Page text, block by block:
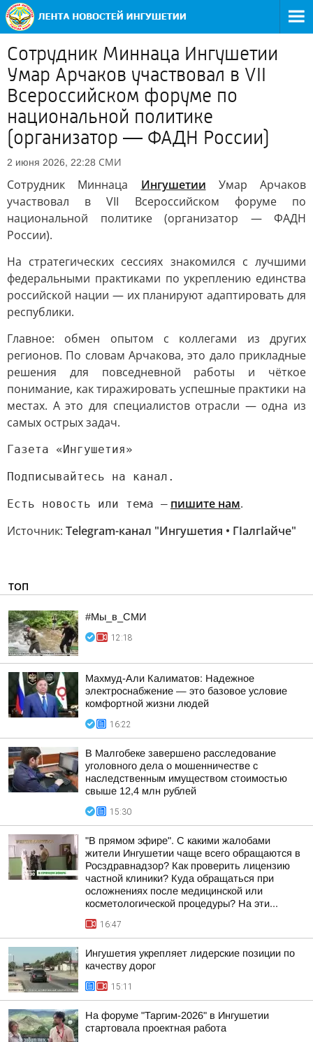
Сотрудник Миннаца Ингушетии
Умар Арчаков участвовал в VII
Всероссийском форуме по
национальной политике
(организатор — ФАДН России)
2 июня 2026, 22:28 СМИ
Сотрудник Миннаца Ингушетии Умар Арчаков
участвовал в VII Всероссийском форуме по
национальной политике (организатор — ФАДН
России).
На стратегических сессиях знакомился с лучшими
федеральными практиками по укреплению единства
российской нации — их планируют адаптировать для
республики.
Главное: обмен опытом с коллегами из других
регионов. По словам Арчакова, это дало прикладные
решения для повседневной работы и чёткое
понимание, как тиражировать успешные практики на
местах. А это для специалистов отрасли — одна из
самых острых задач.
Газета «Ингушетия»
Подписывайтесь на канал.
Есть новость или тема — пишите нам.
Источник: Telegram-канал "Ингушетия • ГIалгIайче"
ТОП
#Мы_в_СМИ
12:18
Махмуд-Али Калиматов: Надежное
электроснабжение — это базовое условие
комфортной жизни людей
16:22
В Малгобеке завершено расследование
уголовного дела о мошенничестве с
наследственным имуществом стоимостью
свыше 12,4 млн рублей
15:30
"В прямом эфире". С какими жалобами
жители Ингушетии чаще всего обращаются в
Росздравнадзор? Как проверить лицензию
частной клиники? Куда обращаться при
осложнениях после медицинской или
косметологической процедуры? На эти...
16:47
Ингушетия укрепляет лидерские позиции по
качеству дорог
15:11
На форуме "Таргим-2026" в Ингушетии
стартовала проектная работа